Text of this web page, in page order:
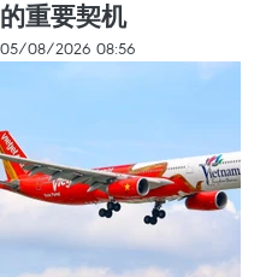
的重要契机
05/08/2026 08:56